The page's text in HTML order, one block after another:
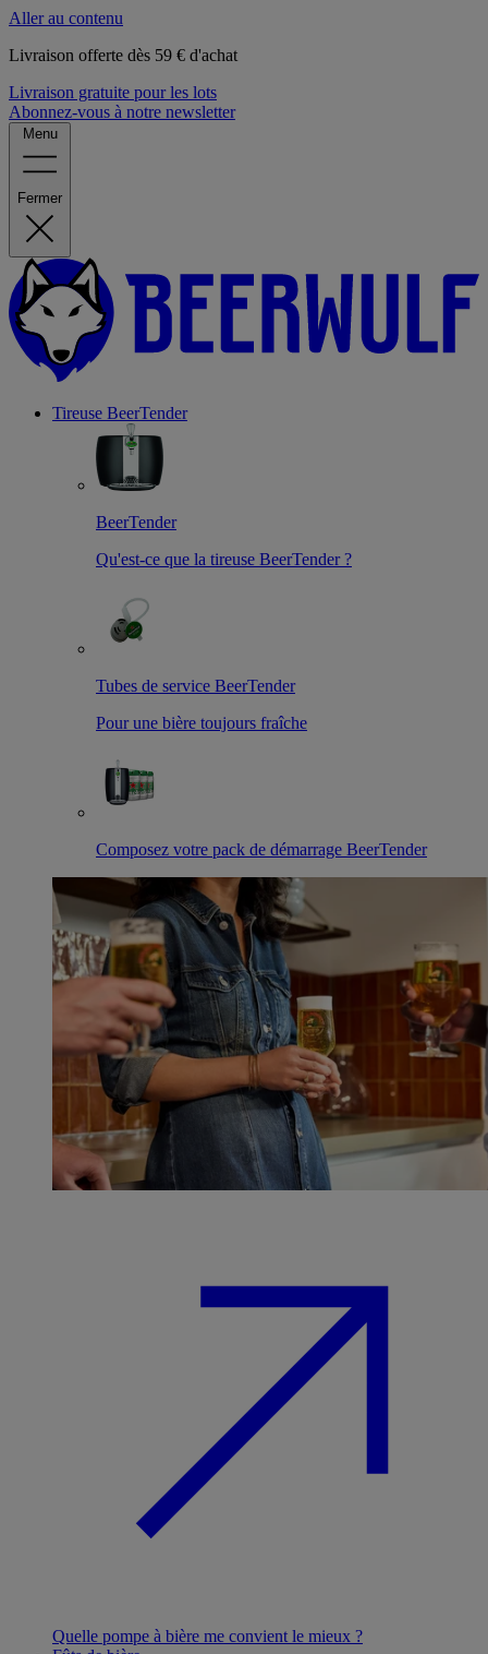
Aller au contenu
Livraison offerte dès 59 € d'achat
Livraison gratuite pour les lots
Abonnez-vous à notre newsletter
Menu
Fermer
Tireuse BeerTender
BeerTender
Qu'est-ce que la tireuse BeerTender ?
Tubes de service BeerTender
Pour une bière toujours fraîche
Composez votre pack de démarrage BeerTender
Quelle pompe à bière me convient le mieux ?